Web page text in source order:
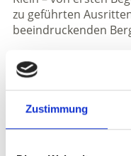
Zustimmung
zu geführten
beeindruckenden